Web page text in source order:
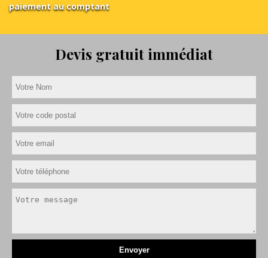
paiement au comptant
Devis gratuit immédiat